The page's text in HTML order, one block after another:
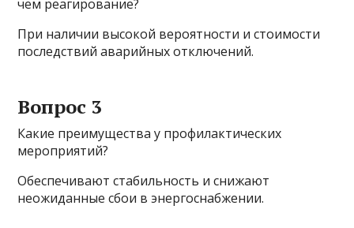
чем реагирование?
При наличии высокой вероятности и стоимости
последствий аварийных отключений.
Вопрос 3
Какие преимущества у профилактических
мероприятий?
Обеспечивают стабильность и снижают
неожиданные сбои в энергоснабжении.